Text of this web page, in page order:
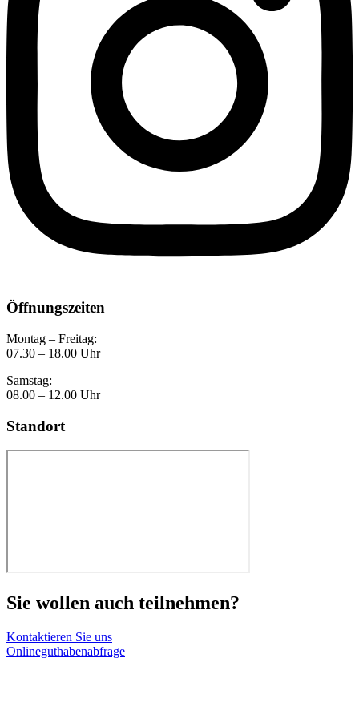
Öffnungszeiten
Montag – Freitag:
07.30 – 18.00 Uhr
Samstag:
08.00 – 12.00 Uhr
Standort
Sie wollen auch teilnehmen?
Kontaktieren Sie uns
Onlineguthabenabfrage